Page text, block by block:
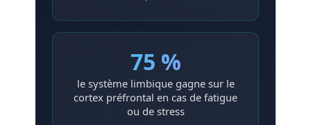
75 %
le système limbique gagne sur le
cortex préfrontal en cas de fatigue
ou de stress